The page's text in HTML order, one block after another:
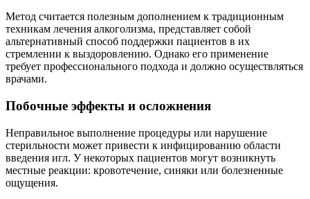
Метод считается полезным дополнением к традиционным
техникам лечения алкоголизма, представляет собой
альтернативный способ поддержки пациентов в их
стремлении к выздоровлению. Однако его применение
требует профессионального подхода и должно осуществляться
врачами.
Побочные эффекты и осложнения
Неправильное выполнение процедуры или нарушение
стерильности может привести к инфицированию области
введения игл. У некоторых пациентов могут возникнуть
местные реакции: кровотечение, синяки или болезненные
ощущения.